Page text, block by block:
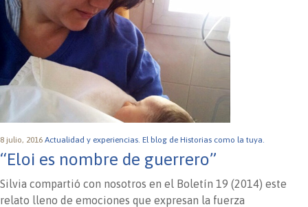
8 julio, 2016 Actualidad y experiencias. El blog de Historias como la tuya.
“Eloi es nombre de guerrero”
Silvia compartió con nosotros en el Boletín 19 (2014) este
relato lleno de emociones que expresan la fuerza